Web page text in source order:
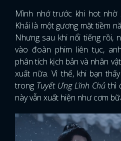
ĐĂNG
Mình nhớ trước khi hot nhờ
Khải là một gương mặt tiềm
Nhưng sau khi nổi tiếng rồi,
vào đoàn phim liên tục,
phân tích kịch bản và nhân
xuất nữa. Vì thế, khi bạn
trong Tuyết Ưng Lĩnh Chủ thì
này vẫn xuất hiện như cơm